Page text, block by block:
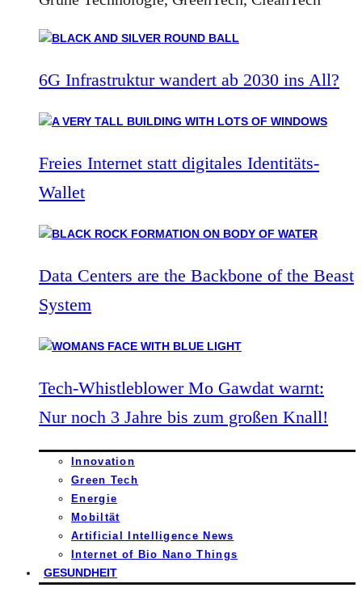
6G Infrastruktur wandert ab 2030 ins All?
Freies Internet statt digitales Identitäts-
Wallet
Data Centers are the Backbone of the Beast
System
Tech-Whistleblower Mo Gawdat warnt:
Nur noch 3 Jahre bis zum großen Knall!
Innovation
Green Tech
Energie
Mobiltät
Artificial Intelligence News
Internet of Bio Nano Things
GESUNDHEIT